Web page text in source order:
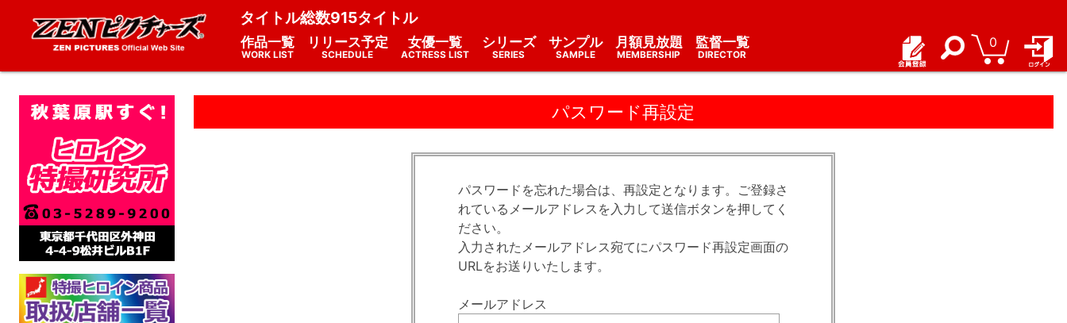
タイトル総数915タイトル
作品一覧
WORK LIST
リリース予定
SCHEDULE
女優一覧
ACTRESS LIST
シリーズ
SERIES
サンプル
SAMPLE
月額見放題
MEMBERSHIP
監督一覧
DIRECTOR
0
パスワード再設定
パスワードを忘れた場合は、再設定となります。ご登録さ
れているメールアドレスを入力して送信ボタンを押してく
ださい。
入力されたメールアドレス宛てにパスワード再設定画面の
URLをお送りいたします。
メールアドレス